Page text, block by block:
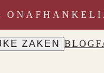
ZAKEN BLOG